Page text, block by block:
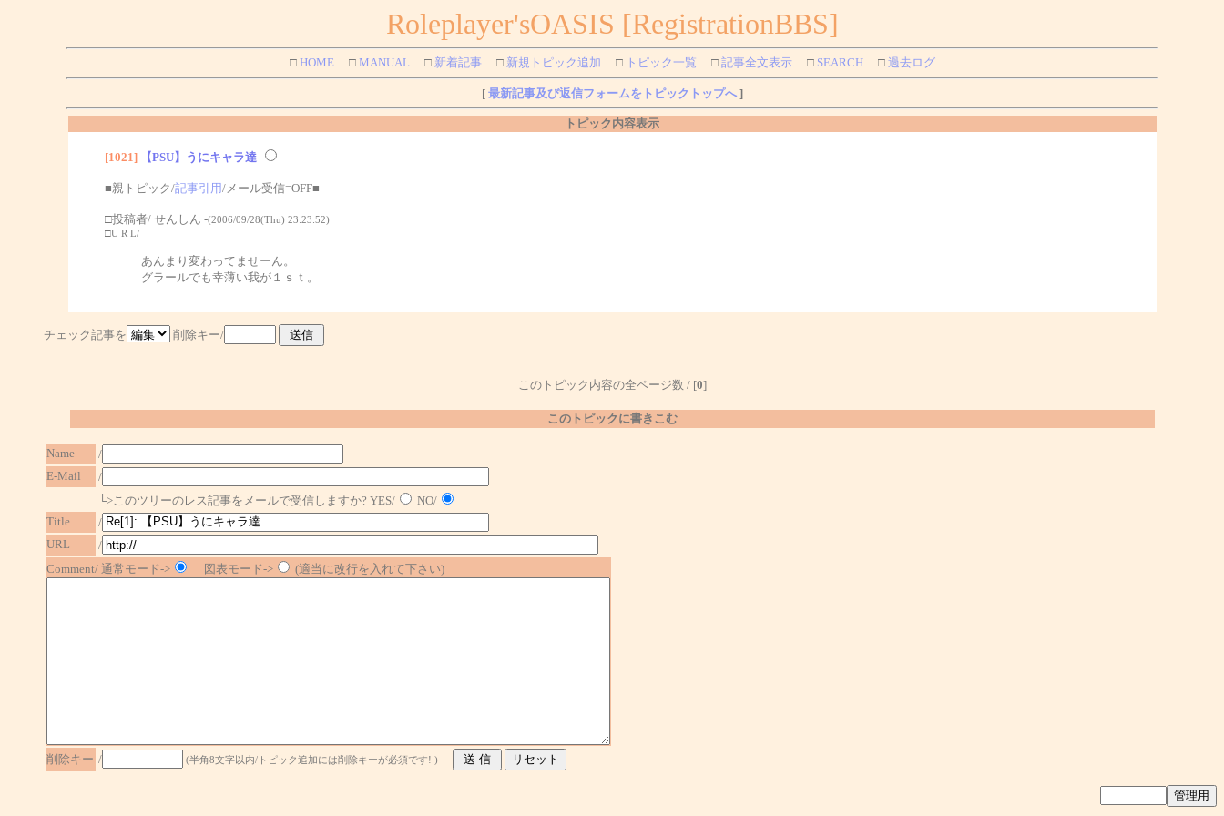
Roleplayer'sOASIS [RegistrationBBS]
□HOME□MANUAL □新着記事 □新規トピック追加 □トピック一覧 □記事全文表示□SEARCH□過去ログ
[最新記事及び返信フォームをトピックトップへ]
トピック内容表示
[1021] 【PSU】うにキャラ達-
■親トピック/記事引用/メール受信=OFF■
□投稿者/ せんしん -(2006/09/28(Thu) 23:23:52)
□U R L/
あんまり変わってませーん。
グラールでも幸薄い我が１ｓｔ。
チェック記事を 削除キー/
このトピック内容の全ページ数 / [0]
このトピックに書きこむ
Name
/
E-Mail
/
└>このツリーのレス記事をメールで受信しますか? YES/
NO/
Title
/
URL
/
Comment/ 通常モード->
図表モード-> (適当に改行を入れて下さい)
削除キー / (半角8文字以内/トピック追加には削除キーが必須です! )